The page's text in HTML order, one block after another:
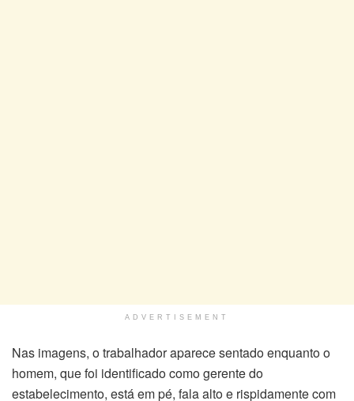
ADVERTISEMENT
Nas imagens, o trabalhador aparece sentado enquanto o
homem, que foi identificado como gerente do
estabelecimento, está em pé, fala alto e rispidamente com